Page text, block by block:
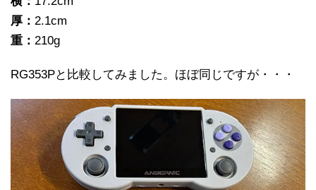
厚： 2.1cm
重： 210g
RG353Pと比較してみました。ほぼ同じですが・・・